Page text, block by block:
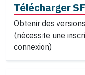
Télécharger
Obtenir des
(nécessite une
connexion)